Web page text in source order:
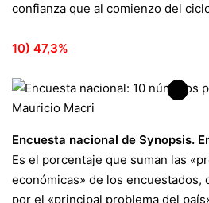
confianza que al comienzo del
10) 47,3%
Encuesta nacional de Synopsis.
Es el porcentaje que suman las
económicas» de los encuestados,
por el «principal problema del